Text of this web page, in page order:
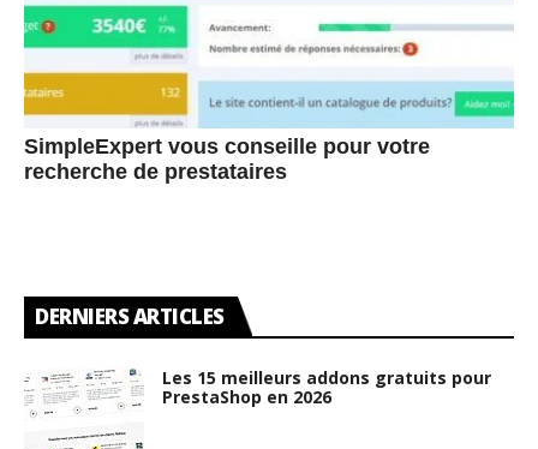
SimpleExpert vous conseille pour votre
recherche de prestataires
DERNIERS ARTICLES
Les 15 meilleurs addons gratuits pour
PrestaShop en 2026